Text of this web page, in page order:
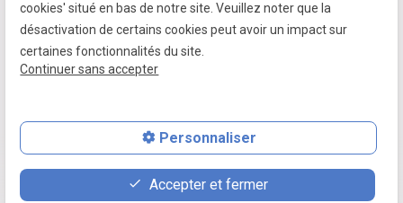
Politique de confidentialité
Gestion des cookies
place contact_page phone
cookies' situé en bas de notre site. Veuillez noter que la
désactivation de certains cookies peut avoir un impact sur
certaines fonctionnalités du site.
Continuer sans accepter
Personnaliser
Accepter et fermer